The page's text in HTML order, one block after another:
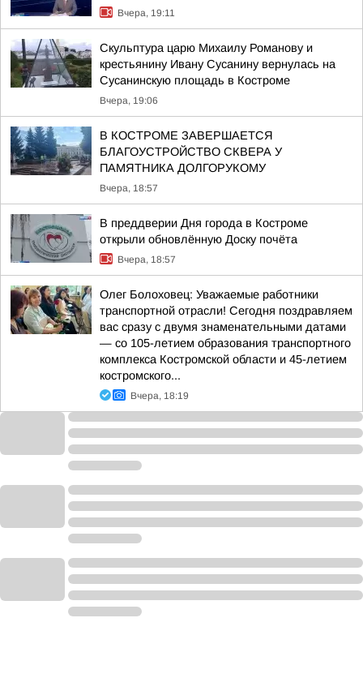
Вчера, 19:11
Скульптура царю Михаилу Романову и
крестьянину Ивану Сусанину вернулась на
Сусанинскую площадь в Костроме
Вчера, 19:06
В КОСТРОМЕ ЗАВЕРШАЕТСЯ
БЛАГОУСТРОЙСТВО СКВЕРА У
ПАМЯТНИКА ДОЛГОРУКОМУ
Вчера, 18:57
В преддверии Дня города в Костроме
открыли обновлённую Доску почёта
Вчера, 18:57
Олег Болоховец: Уважаемые работники
транспортной отрасли! Сегодня поздравляем
вас сразу с двумя знаменательными датами
— со 105-летием образования транспортного
комплекса Костромской области и 45-летием
костромского...
Вчера, 18:19